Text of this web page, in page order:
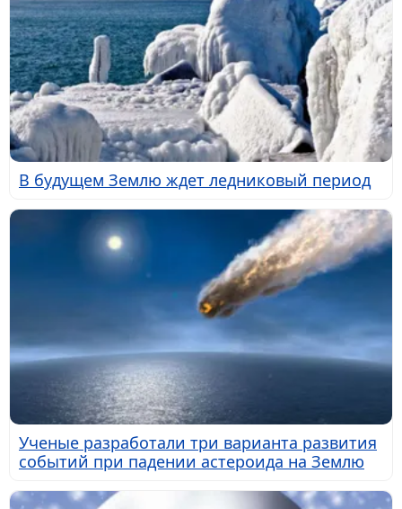
В будущем Землю ждет ледниковый период
Ученые разработали три варианта развития
событий при падении астероида на Землю